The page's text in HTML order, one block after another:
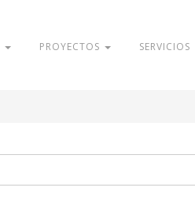
PROYECTOS SERVICIOS